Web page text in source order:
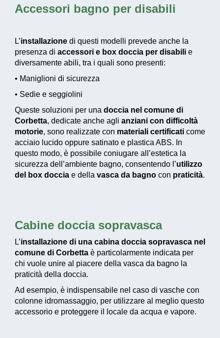
Accessori bagno per disabili
L’installazione di questi modelli prevede anche la
presenza di accessori e box doccia per disabili e
diversamente abili, tra i quali sono presenti:
• Maniglioni di sicurezza
• Sedie e seggiolini
Queste soluzioni per una doccia nel comune di
Corbetta, dedicate anche agli anziani con difficoltà
motorie, sono realizzate con materiali certificati come
acciaio lucido oppure satinato e plastica ABS. In
questo modo, è possibile coniugare all’estetica la
sicurezza dell’ambiente bagno, consentendo l’utilizzo
del box doccia e della vasca da bagno con praticità.
Cabine doccia sopravasca
L’installazione di una cabina doccia sopravasca nel
comune di Corbetta è particolarmente indicata per
chi vuole unire al piacere della vasca da bagno la
praticità della doccia.
Ad esempio, è indispensabile nel caso di vasche con
colonne idromassaggio, per utilizzare al meglio questo
accessorio e proteggere il locale da acqua e vapore.